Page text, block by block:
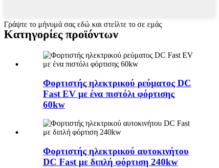
Γράψτε το μήνυμά σας εδώ και στείλτε το σε εμάς
Κατηγορίες προϊόντων
Φορτιστής ηλεκτρικού ρεύματος DC
Fast EV με ένα πιστόλι φόρτισης
60kw
Φορτιστής ηλεκτρικού αυτοκινήτου
DC Fast με διπλή φόρτιση 240kw